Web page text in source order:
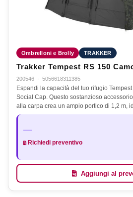
Ombrelloni e Brolly TRAKKER
Trakker Tempest RS 150
200546 · 5056618311385
Espandi la capacità del tuo rifugio
Social Cap. Questo sostanzioso
alla carpa crea un ampio portico di 1,2 m,
—
Richiedi preventivo
Aggiungi al